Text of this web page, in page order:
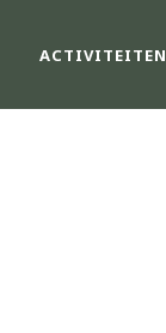
ACTIVITEITEN